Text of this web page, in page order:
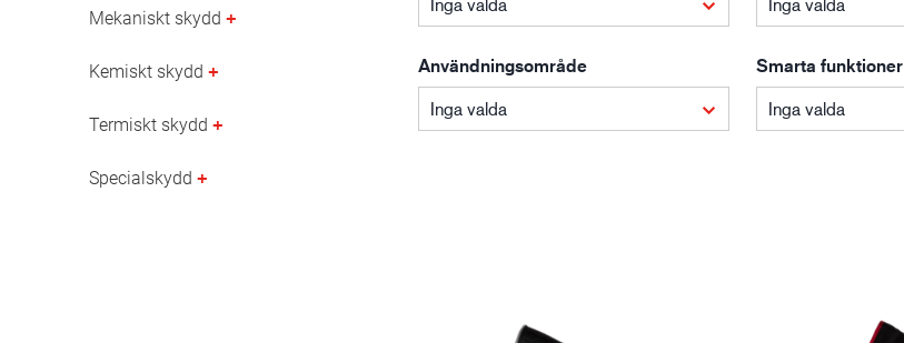
Olje- och gasindustri Bygg- och anläggning
Mekaniskt skydd
Kemiskt skydd
Termiskt skydd
Specialskydd
Användningsområde
Inga valda
Smarta funktioner
Inga valda